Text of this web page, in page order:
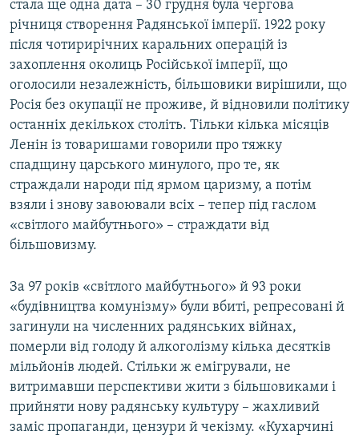
стала ще одна дата – 30 грудня була чергова
річниця створення Радянської імперії. 1922 року
після чотирирічних каральних операцій із
захоплення околиць Російської імперії, що
оголосили незалежність, більшовики вирішили, що
Росія без окупації не проживе, й відновили політику
останніх декількох століть. Тільки кілька місяців
Ленін із товаришами говорили про тяжку
спадщину царського минулого, про те, як
страждали народи під ярмом царизму, а потім
взяли і знову завоювали всіх – тепер під гаслом
«світлого майбутнього» – страждати від
більшовизму.
За 97 років «світлого майбутнього» й 93 роки
«будівництва комунізму» були вбиті, репресовані й
загинули на численних радянських війнах,
померли від голоду й алкоголізму кілька десятків
мільйонів людей. Стільки ж емігрували, не
витримавши перспективи жити з більшовиками і
прийняти нову радянську культуру – жахливий
заміс пропаганди, цензури й чекізму. «Кухарчині